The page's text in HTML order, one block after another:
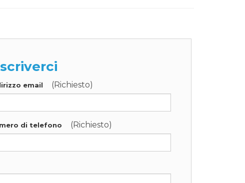
email (Richiesto)
di telefono (Richiesto)